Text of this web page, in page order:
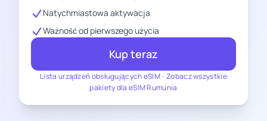
Lista urządzeń obsługujących eSIM- Zobacz wszystkie
pakiety dla eSIM Rumunia
Natychmiastowa aktywacja
Ważność od pierwszego użycia
Kup teraz